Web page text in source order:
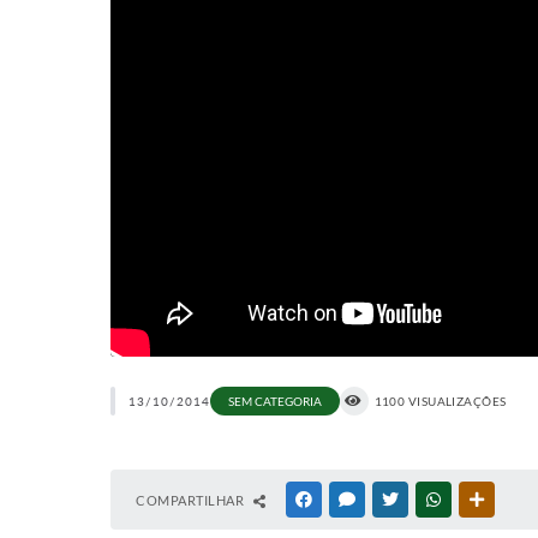
13/10/2014 SEM CATEGORIA 1100 VISUALIZAÇÕES
COMPARTILHAR FACEBOOKMESSENGER
TWITTERWHATSAPP